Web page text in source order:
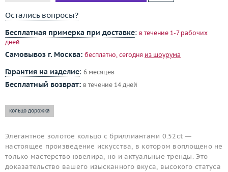
Остались вопросы?
Бесплатная примерка при доставке: в течение 1-7 рабочих
дней
Самовывоз г. Москва: бесплатно, сегодня из шоурума
Гарантия на изделие: 6 месяцев
Бесплатный возврат: в течение 14 дней
кольцо дорожка
Элегантное золотое кольцо с бриллиантами 0.52ct —
настоящее произведение искусства, в котором воплощено не
только мастерство ювелира, но и актуальные тренды. Это
доказательство вашего изысканного вкуса, высокого статуса